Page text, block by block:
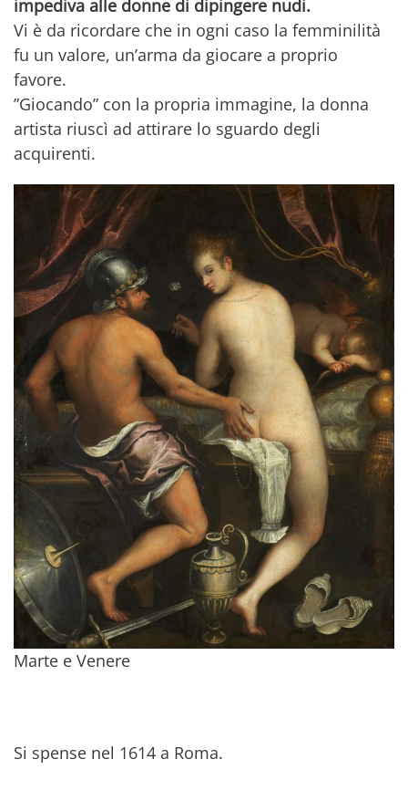
impediva alle donne di dipingere nudi.
Vi è da ricordare che in ogni caso la femminilità
fu un valore, un’arma da giocare a proprio
favore.
”Giocando” con la propria immagine, la donna
artista riuscì ad attirare lo sguardo degli
acquirenti.
Marte e Venere
Si spense nel 1614 a Roma.